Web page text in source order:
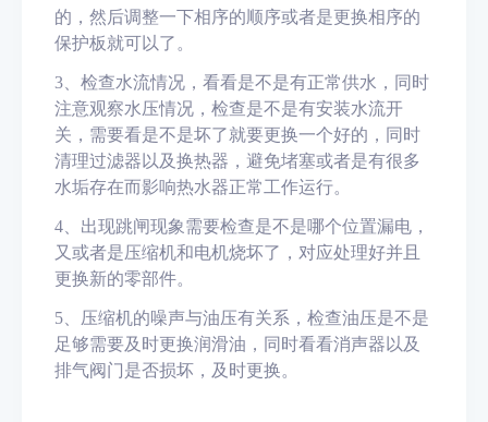
的，然后调整一下相序的顺序或者是更换相序的
保护板就可以了。
3、检查水流情况，看看是不是有正常供水，同时
注意观察水压情况，检查是不是有安装水流开
关，需要看是不是坏了就要更换一个好的，同时
清理过滤器以及换热器，避免堵塞或者是有很多
水垢存在而影响热水器正常工作运行。
4、出现跳闸现象需要检查是不是哪个位置漏电，
又或者是压缩机和电机烧坏了，对应处理好并且
更换新的零部件。
5、压缩机的噪声与油压有关系，检查油压是不是
足够需要及时更换润滑油，同时看看消声器以及
排气阀门是否损坏，及时更换。